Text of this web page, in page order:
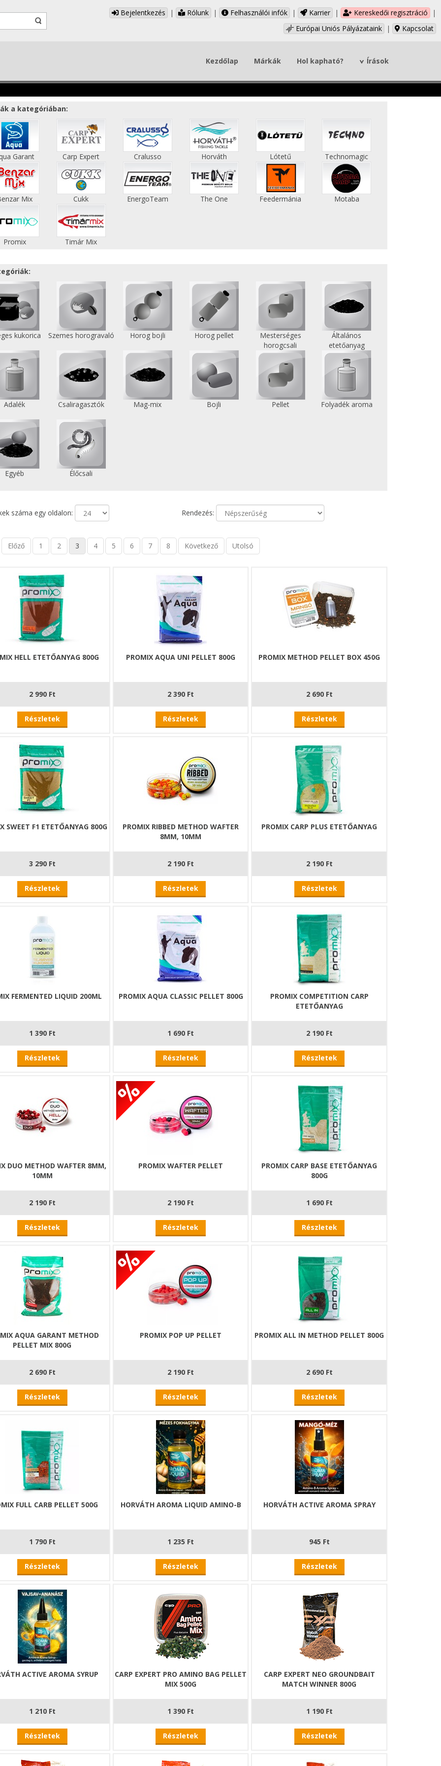
Bejelentkezés | Rólunk | Felhasználói infók | Karrier | Kereskedői regisztráció
|
Európai Uniós Pályázataink
| Kapcsolat
Kezdőlap Márkák Hol kapható? Írások
a kategóriában:
Garant Carp Expert Cralusso Horváth Lótetű Technomagic
Mix Cukk EnergoTeam The One Feedermánia Motaba
Promix Timár Mix
kukorica Szemes horogravaló Horog bojli Horog pellet
Mesterséges
horogcsali
Általános
etetőanyag
Adalék Csaliragasztók Mag-mix Bojli Pellet Folyadék aroma
Egyéb Élőcsali
száma egy oldalon: Rendezés:
Előző 1 2 3 4 5 6 7 8 Következő Utolsó
HELL ETETŐANYAG 800G
2 990 Ft
Részletek
PROMIX AQUA UNI PELLET 800G
2 390 Ft
Részletek
PROMIX METHOD PELLET BOX 450G
2 690 Ft
Részletek
SWEET F1 ETETŐANYAG 800G
3 290 Ft
Részletek
PROMIX RIBBED METHOD WAFTER
8MM, 10MM
2 190 Ft
Részletek
PROMIX CARP PLUS ETETŐANYAG
2 190 Ft
Részletek
FERMENTED LIQUID 200ML
1 390 Ft
Részletek
PROMIX AQUA CLASSIC PELLET 800G
1 690 Ft
Részletek
PROMIX COMPETITION CARP
ETETŐANYAG
2 190 Ft
Részletek
DUO METHOD WAFTER 8MM,
10MM
2 190 Ft
Részletek
PROMIX WAFTER PELLET
2 190 Ft
Részletek
PROMIX CARP BASE ETETŐANYAG
800G
1 690 Ft
Részletek
AQUA GARANT METHOD
PELLET MIX 800G
2 690 Ft
Részletek
PROMIX POP UP PELLET
2 190 Ft
Részletek
PROMIX ALL IN METHOD PELLET 800G
2 690 Ft
Részletek
FULL CARB PELLET 500G
1 790 Ft
Részletek
HORVÁTH AROMA LIQUID AMINO-B
1 235 Ft
Részletek
HORVÁTH ACTIVE AROMA SPRAY
945 Ft
Részletek
ACTIVE AROMA SYRUP
1 210 Ft
Részletek
CARP EXPERT PRO AMINO BAG PELLET
MIX 500G
1 390 Ft
Részletek
CARP EXPERT NEO GROUNDBAIT
MATCH WINNER 800G
1 190 Ft
Részletek